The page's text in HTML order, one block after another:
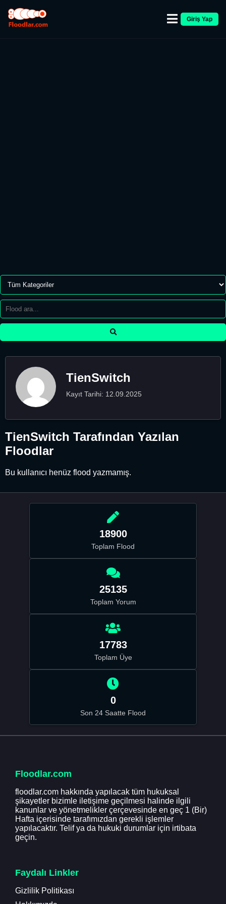
Giriş Yap
TienSwitch
Kayıt Tarihi: 12.09.2025
TienSwitch Tarafından Yazılan
Floodlar
Bu kullanıcı henüz flood yazmamış.
18900
Toplam Flood
25135
Toplam Yorum
17783
Toplam Üye
0
Son 24 Saatte Flood
Floodlar.com
floodlar.com hakkında yapılacak tüm hukuksal
şikayetler bizimle iletişime geçilmesi halinde ilgili
kanunlar ve yönetmelikler çerçevesinde en geç 1 (Bir)
Hafta içerisinde tarafımızdan gerekli işlemler
yapılacaktır. Telif ya da hukuki durumlar için irtibata
geçin.
Faydalı Linkler
Gizlilik Politikası